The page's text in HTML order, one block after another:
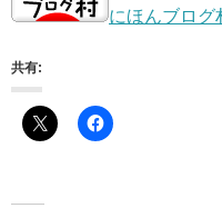
にほんブログ
共有: